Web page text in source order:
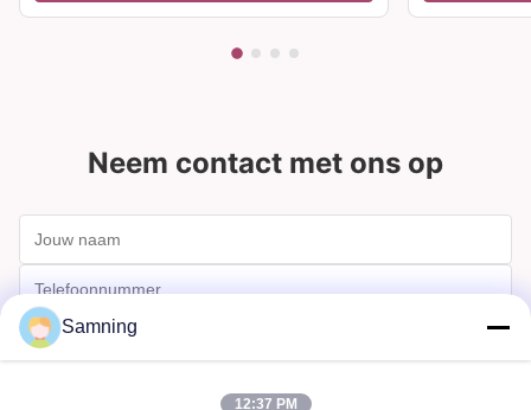
Neem contact met ons op
Samning
12:37 PM